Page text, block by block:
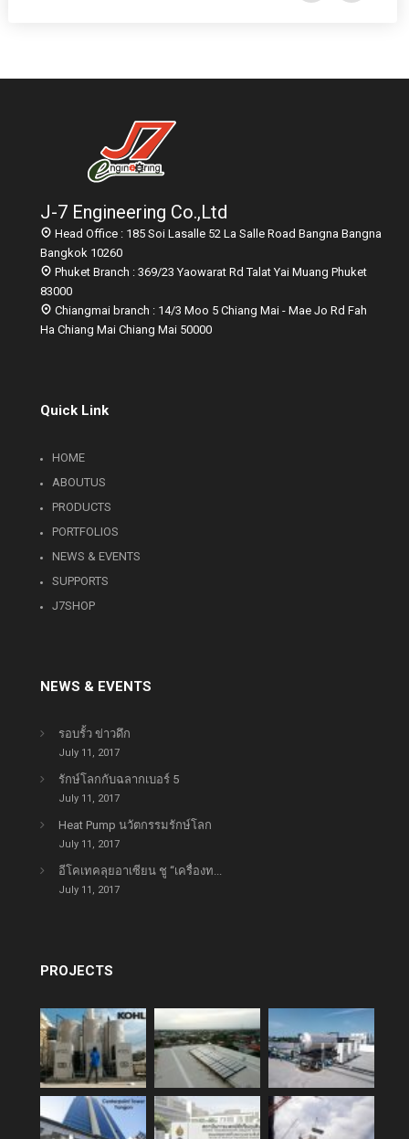
J-7 Engineering Co.,Ltd
Head Office : 185 Soi Lasalle 52 La Salle Road Bangna Bangna
Bangkok 10260
Phuket Branch : 369/23 Yaowarat Rd Talat Yai Muang Phuket
83000
Chiangmai branch : 14/3 Moo 5 Chiang Mai - Mae Jo Rd Fah
Ha Chiang Mai Chiang Mai 50000
Quick Link
HOME
ABOUTUS
PRODUCTS
PORTFOLIOS
NEWS & EVENTS
SUPPORTS
J7SHOP
NEWS & EVENTS
รอบรั้ว ข่าวดึก
July 11, 2017
รักษ์โลกกับฉลากเบอร์ 5
July 11, 2017
Heat Pump นวัตกรรมรักษ์โลก
July 11, 2017
อีโคเทคลุยอาเซียน ชู “เครื่องท...
July 11, 2017
PROJECTS